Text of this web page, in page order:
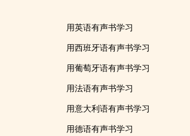
用英语有声书学习
用西班牙语有声书学习
用葡萄牙语有声书学习
用法语有声书学习
用意大利语有声书学习
用德语有声书学习